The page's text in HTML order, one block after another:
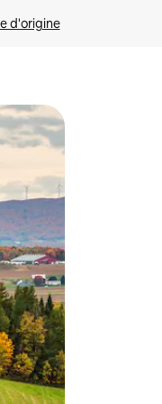
d'origine
en les faisant glisser.